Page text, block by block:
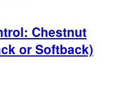
Chestnut
or Softback)